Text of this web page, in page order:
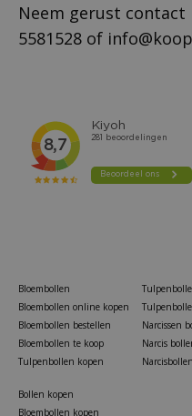
Neem gerust contact
5581528 of
Bloembollen
Bloembollen online kopen
Bloembollen bestellen
Bloembollen te koop
Tulpenbollen kopen
Narcissen
Narcis
Bollen kopen
Bloembollen kopen